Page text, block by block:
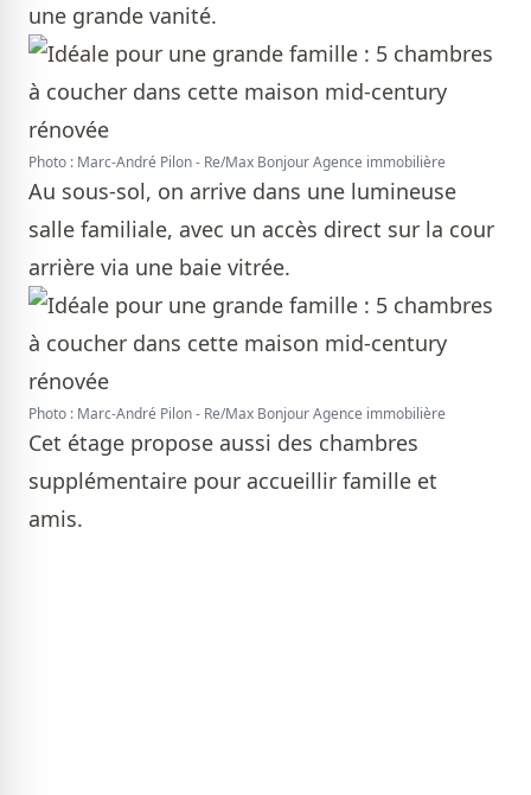
une grande vanité.
Photo : Marc-André Pilon - Re/Max Bonjour Agence immobilière
Au sous-sol, on arrive dans une lumineuse
salle familiale, avec un accès direct sur la cour
arrière via une baie vitrée.
Photo : Marc-André Pilon - Re/Max Bonjour Agence immobilière
Cet étage propose aussi des chambres
supplémentaire pour accueillir famille et
amis.